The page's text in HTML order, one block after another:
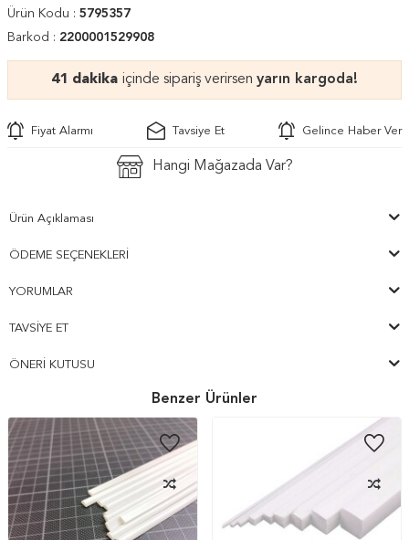
Ürün Kodu : 5795357
Barkod : 2200001529908
41 dakika içinde sipariş verirsen yarın kargoda!
Fiyat Alarmı Tavsiye Et Gelince Haber Ver
Hangi Mağazada Var?
Ürün Açıklaması
ÖDEME SEÇENEKLERI
YORUMLAR
TAVSIYE ET
ÖNERI KUTUSU
Benzer Ürünler